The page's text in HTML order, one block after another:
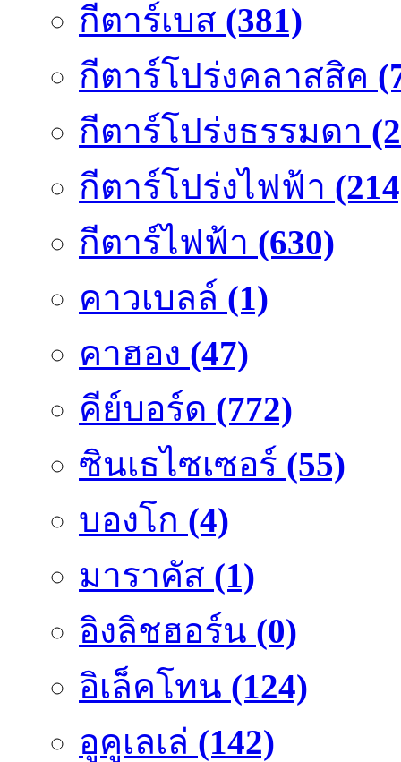
กีตาร์เบส (381)
กีตาร์โปร่งคลาสสิค
กีตาร์โปร่งธรรมดา
กีตาร์โปร่งไฟฟ้า
กีตาร์ไฟฟ้า (630)
คาวเบลล์ (1)
คาฮอง (47)
คีย์บอร์ด (772)
ซินเธไซเซอร์ (55)
บองโก (4)
มาราคัส (1)
อิงลิชฮอร์น (0)
อิเล็คโทน (124)
อูคูเลเล่ (142)